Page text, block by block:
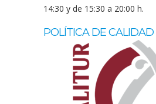
14:30 y de 15:30 a 20:00 h.
POLÍTICA DE CALIDAD